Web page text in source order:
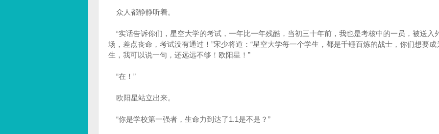
众人都静静听着。
“实话告诉你们，星空大学的考试，一年比一年残酷，当初三十年前，我也是考核中的一员，被送入
场，差点丧命，考试没有通过！”宋少将道：“星空大学每一个学生，都是千锤百炼的战士，你们想要成
生，我可以说一句，还远远不够！欧阳星！”
“在！”
欧阳星站立出来。
“你是学校第一强者，生命力到达了1.1是不是？”